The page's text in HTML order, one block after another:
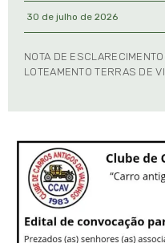
30 de julho de 2026
NOTA DE
LOTEAMENTO TERRAS DE